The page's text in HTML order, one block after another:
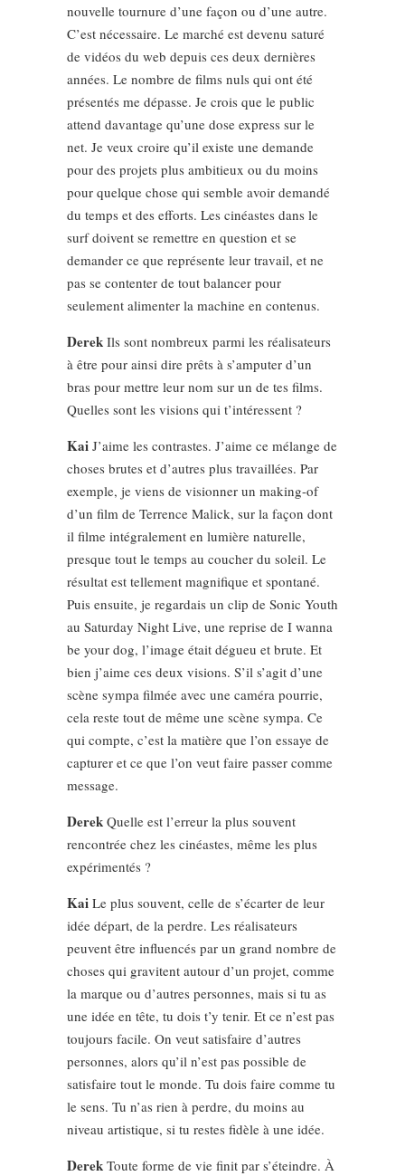
nouvelle tournure d’une façon ou d’une autre.
C’est nécessaire. Le marché est devenu saturé
de vidéos du web depuis ces deux dernières
années. Le nombre de films nuls qui ont été
présentés me dépasse. Je crois que le public
attend davantage qu’une dose express sur le
net. Je veux croire qu’il existe une demande
pour des projets plus ambitieux ou du moins
pour quelque chose qui semble avoir demandé
du temps et des efforts. Les cinéastes dans le
surf doivent se remettre en question et se
demander ce que représente leur travail, et ne
pas se contenter de tout balancer pour
seulement alimenter la machine en contenus.
Derek Ils sont nombreux parmi les réalisateurs
à être pour ainsi dire prêts à s’amputer d’un
bras pour mettre leur nom sur un de tes films.
Quelles sont les visions qui t’intéressent ?
Kai J’aime les contrastes. J’aime ce mélange de
choses brutes et d’autres plus travaillées. Par
exemple, je viens de visionner un making-of
d’un film de Terrence Malick, sur la façon dont
il filme intégralement en lumière naturelle,
presque tout le temps au coucher du soleil. Le
résultat est tellement magnifique et spontané.
Puis ensuite, je regardais un clip de Sonic Youth
au Saturday Night Live, une reprise de I wanna
be your dog, l’image était dégueu et brute. Et
bien j’aime ces deux visions. S’il s’agit d’une
scène sympa filmée avec une caméra pourrie,
cela reste tout de même une scène sympa. Ce
qui compte, c’est la matière que l’on essaye de
capturer et ce que l’on veut faire passer comme
message.
Derek Quelle est l’erreur la plus souvent
rencontrée chez les cinéastes, même les plus
expérimentés ?
Kai Le plus souvent, celle de s’écarter de leur
idée départ, de la perdre. Les réalisateurs
peuvent être influencés par un grand nombre de
choses qui gravitent autour d’un projet, comme
la marque ou d’autres personnes, mais si tu as
une idée en tête, tu dois t’y tenir. Et ce n’est pas
toujours facile. On veut satisfaire d’autres
personnes, alors qu’il n’est pas possible de
satisfaire tout le monde. Tu dois faire comme tu
le sens. Tu n’as rien à perdre, du moins au
niveau artistique, si tu restes fidèle à une idée.
Derek Toute forme de vie finit par s’éteindre. À